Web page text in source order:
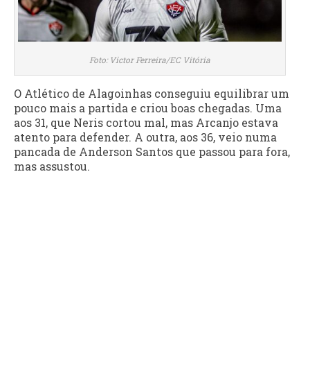
Foto: Victor Ferreira/EC Vitória
O Atlético de Alagoinhas conseguiu equilibrar um
pouco mais a partida e criou boas chegadas. Uma
aos 31, que Neris cortou mal, mas Arcanjo estava
atento para defender. A outra, aos 36, veio numa
pancada de Anderson Santos que passou para fora,
mas assustou.